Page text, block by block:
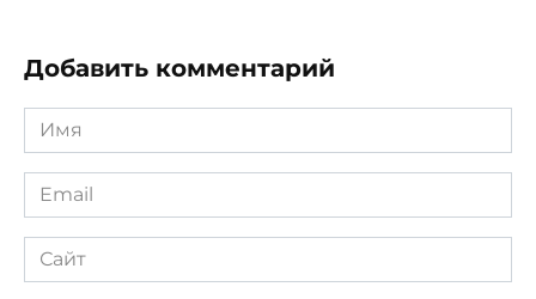
Добавить комментарий
Имя
Email
Сайт